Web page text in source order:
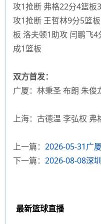
攻1抢断 弗格22分4篮板
攻1抢断 王哲林9分5篮
板 洛夫顿1助攻 闫鹏飞
成1篮板
双方首发：
广厦：林秉圣 布朗 朱俊
上海：古德温 李弘权 弗
上一篇：2026-05-31广
下一篇：2026-08-08深
最新篮球直播